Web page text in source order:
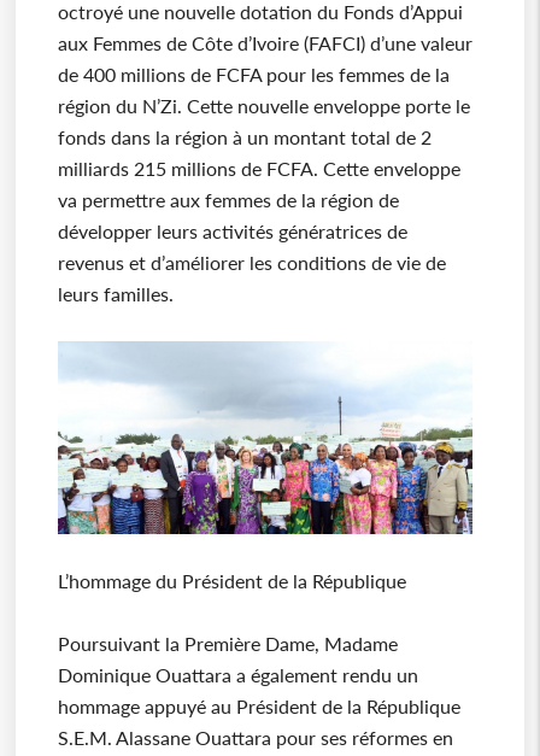
octroyé une nouvelle dotation du Fonds d’Appui
aux Femmes de Côte d’Ivoire (FAFCI) d’une valeur
de 400 millions de FCFA pour les femmes de la
région du N’Zi. Cette nouvelle enveloppe porte le
fonds dans la région à un montant total de 2
milliards 215 millions de FCFA. Cette enveloppe
va permettre aux femmes de la région de
développer leurs activités génératrices de
revenus et d’améliorer les conditions de vie de
leurs familles.
L’hommage du Président de la République
Poursuivant la Première Dame, Madame
Dominique Ouattara a également rendu un
hommage appuyé au Président de la République
S.E.M. Alassane Ouattara pour ses réformes en